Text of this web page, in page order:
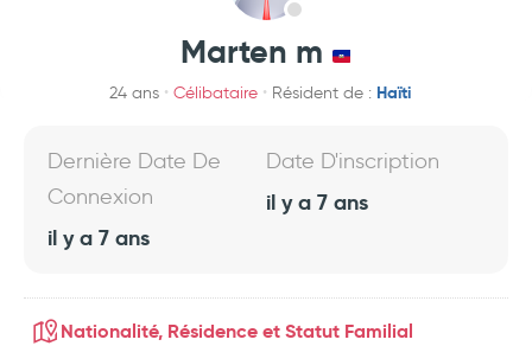
Marten m
24 ans Célibataire Résident de : Haïti
Dernière Date De
Connexion
il y a 7 ans
Date D'inscription
il y a 7 ans
Nationalité, Résidence et Statut Familial